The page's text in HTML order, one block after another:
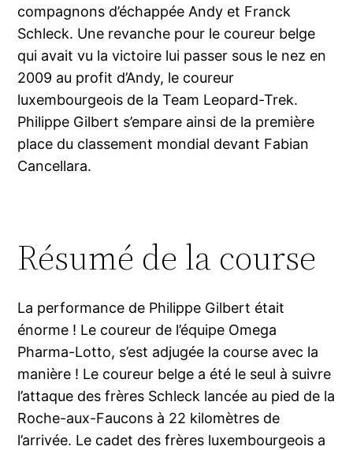
compagnons d’échappée Andy et Franck
Schleck. Une revanche pour le coureur belge
qui avait vu la victoire lui passer sous le nez en
2009 au profit d’Andy, le coureur
luxembourgeois de la Team Leopard-Trek.
Philippe Gilbert s’empare ainsi de la première
place du classement mondial devant Fabian
Cancellara.
Résumé de la course
La performance de Philippe Gilbert était
énorme ! Le coureur de l’équipe Omega
Pharma-Lotto, s’est adjugée la course avec la
manière ! Le coureur belge a été le seul à suivre
l’attaque des frères Schleck lancée au pied de la
Roche-aux-Faucons à 22 kilomètres de
l’arrivée. Le cadet des frères luxembourgeois a